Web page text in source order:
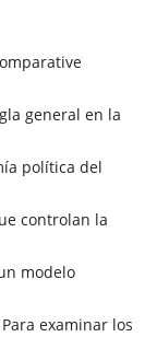
general en la
política del
controlan la
modelo
examinar los